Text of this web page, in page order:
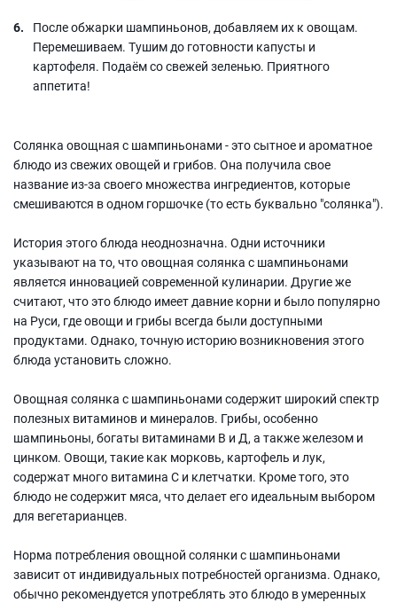
После обжарки шампиньонов, добавляем их к овощам.
Перемешиваем. Тушим до готовности капусты и
картофеля. Подаём со свежей зеленью. Приятного
аппетита!
Солянка овощная с шампиньонами - это сытное и ароматное
блюдо из свежих овощей и грибов. Она получила свое
название из-за своего множества ингредиентов, которые
смешиваются в одном горшочке (то есть буквально "солянка").
История этого блюда неоднозначна. Одни источники
указывают на то, что овощная солянка с шампиньонами
является инновацией современной кулинарии. Другие же
считают, что это блюдо имеет давние корни и было популярно
на Руси, где овощи и грибы всегда были доступными
продуктами. Однако, точную историю возникновения этого
блюда установить сложно.
Овощная солянка с шампиньонами содержит широкий спектр
полезных витаминов и минералов. Грибы, особенно
шампиньоны, богаты витаминами В и Д, а также железом и
цинком. Овощи, такие как морковь, картофель и лук,
содержат много витамина С и клетчатки. Кроме того, это
блюдо не содержит мяса, что делает его идеальным выбором
для вегетарианцев.
Норма потребления овощной солянки с шампиньонами
зависит от индивидуальных потребностей организма. Однако,
обычно рекомендуется употреблять это блюдо в умеренных